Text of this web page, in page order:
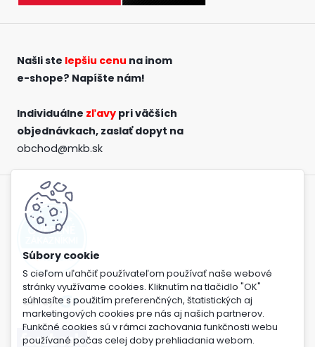
S cieľom uľahčiť používateľom používať naše webové
stránky využívame cookies. Kliknutím na tlačidlo "OK"
súhlasíte s použitím preferenčných, štatistických aj
marketingových cookies pre nás aj našich partnerov.
Funkčné cookies sú v rámci zachovania funkčnosti webu
používané počas celej doby prehliadania webom.
Našli ste lepšiu cenu na inom
e-shope? Napíšte nám!
Individuálne zľavy pri väčších
objednávkach, zaslať dopyt na
obchod@mkb.sk